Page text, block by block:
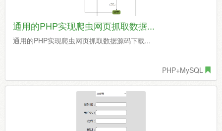
通用的PHP实现爬虫网页抓取数据...
通用的PHP实现爬虫网页抓取数据源码下载...
PHP+MySQL